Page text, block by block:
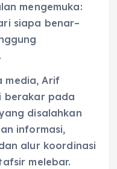
mengemuka:
siapa benar–
media, Arif
berakar pada
disalahkan
informasi,
alur koordinasi
melebar.